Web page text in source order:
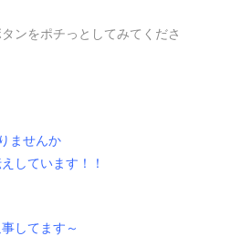
ンをポチっとしてみてくださ
ませんか
しています！！
してます～